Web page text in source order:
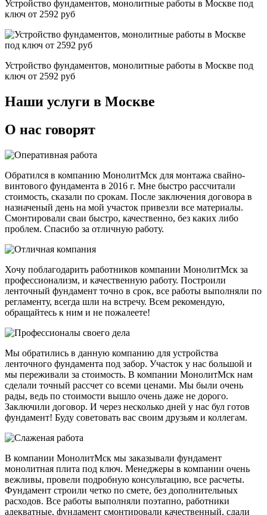
Устройство фундаментов, монолитные работы в Москве под
ключ от 2592 руб
Устройство фундаментов, монолитные работы в Москве под
ключ от 2592 руб
Наши услуги в Москве
О нас говорят
Обратился в компанию МонолитМск для монтажа свайно-
винтового фундамента в 2016 г. Мне быстро рассчитали
стоимость, сказали по срокам. После заключения договора в
назначеный день на мой участок привезли все материалы.
Смонтировали сваи быстро, качественно, без каких либо
проблем. Спасибо за отличную работу.
Хочу поблагодарить работников компании МонолитМск за
профессионализм, и качественную работу. Построили
ленточный фундамент точно в срок, все работы выполняли по
регламенту, всегда шли на встречу. Всем рекомендую,
обращайтесь к ним и не пожалеете!
Мы обратились в данную компанию для устройства
ленточного фундамента под забор. Участок у нас большой и
мы переживали за стоимость. В компании МонолитМск нам
сделали точный рассчет со всеми ценами. Мы были очень
рады, ведь по стоимости вышло очень даже не дорого.
Заключили договор. И через несколько дней у нас бул готов
фундамент! Буду советовать вас своим друзьям и коллегам.
В компании МонолитМск мы заказывали фундамент
монолитная плита под ключ. Менеджеры в компании очень
вежливы, провели подробную консультацию, все расчеты.
Фундамент строили четко по смете, без дополнительных
расходов. Все работы выполняли поэтапно, работники
адекватные, фундамент смонтировали качественный, сдали